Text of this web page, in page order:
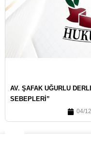
AV. ŞAFAK UĞURLU
SEBEPLERI”
04/